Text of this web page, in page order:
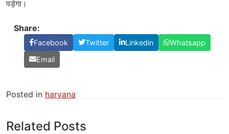
पड़ेगा।
Share:
Facebook Twitter Linkedin
Whatsapp
Email
Posted in haryana
Related Posts